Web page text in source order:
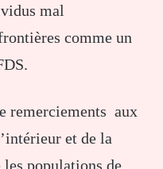
mal
comme un
remerciements aux
et de la
populations de